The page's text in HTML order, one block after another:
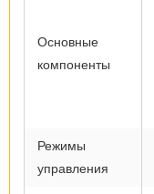
Основные
компоненты
Режимы
управления